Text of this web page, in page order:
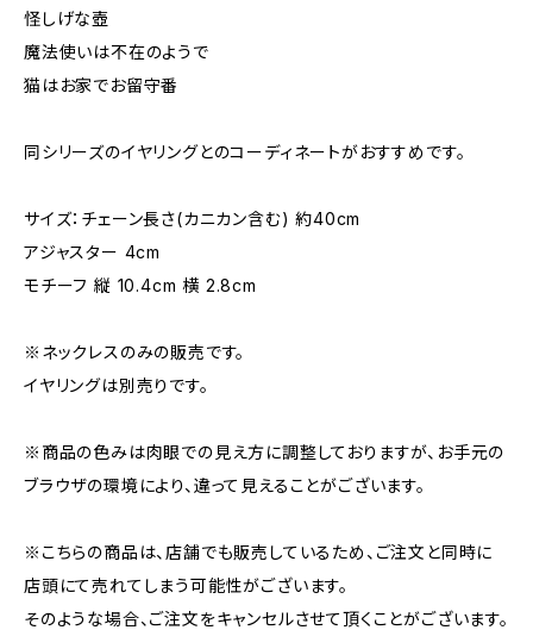
怪しげな壺
魔法使いは不在のようで
猫はお家でお留守番
同シリーズのイヤリングとのコーディネートがおすすめです。
サイズ：チェーン長さ(カニカン含む) 約40cm
アジャスター 4cm
モチーフ 縦 10.4cm 横 2.8cm
※ネックレスのみの販売です。
イヤリングは別売りです。
※商品の色みは肉眼での見え方に調整しておりますが、お手元の
ブラウザの環境により、違って見えることがございます。
※こちらの商品は、店舗でも販売しているため、ご注文と同時に
店頭にて売れてしまう可能性がございます。
そのような場合、ご注文をキャンセルさせて頂くことがございます。